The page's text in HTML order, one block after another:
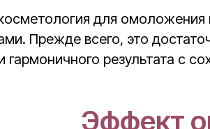
для
Прежде всего, это
гармоничного результата с
Эффект